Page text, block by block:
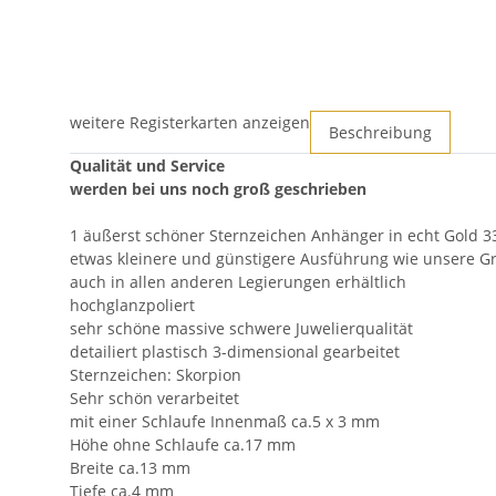
weitere Registerkarten anzeigen
Beschreibung
Qualität und Service
werden bei uns noch groß geschrieben
1 äußerst schöner Sternzeichen Anhänger in echt Gold
etwas kleinere und günstigere Ausführung wie unsere
auch in allen anderen Legierungen erhältlich
hochglanzpoliert
sehr schöne massive schwere Juwelierqualität
detailiert plastisch 3-dimensional gearbeitet
Sternzeichen: Skorpion
Sehr schön verarbeitet
mit einer Schlaufe Innenmaß ca.5 x 3 mm
Höhe ohne Schlaufe ca.17 mm
Breite ca.13 mm
Tiefe ca.4 mm